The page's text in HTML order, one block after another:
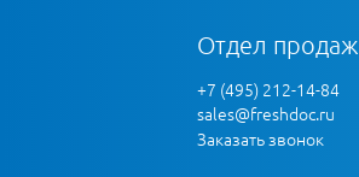
Отдел продаж
+7 (495) 212-14-84
sales@freshdoc.ru
Заказать звонок